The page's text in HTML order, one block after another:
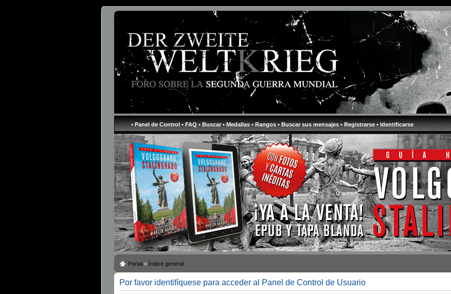
• Panel de Control • FAQ • Buscar • Medallas • Rangos • Buscar sus mensajes • Registrarse • Identificarse
Portal » Índice general
Por favor identifíquese para acceder al Panel de Control de Usuario